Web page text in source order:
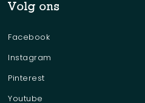
Volg ons
Facebook
Instagram
Pinterest
Youtube